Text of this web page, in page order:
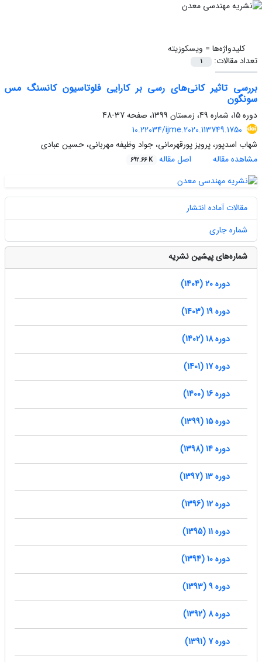
کلیدواژه‌ها = ویسکوزیته
تعداد مقالات:
1
بررسی تاثیر کانی‌های رسی بر کارایی فلوتاسیون کانسنگ مس
سونگون
دوره 15، شماره 49، زمستان 1399، صفحه
37-48
10.22034/ijme.2020.113749.1750
شهاب اسدپور، پرویز پورقهرمانی، جواد وظیفه مهربانی، حسین عبادی
مشاهده مقاله
اصل مقاله 692.66 K
مقالات آماده انتشار
شماره جاری
شماره‌های پیشین نشریه
دوره 20 (1404)
دوره 19 (1403)
دوره 18 (1402)
دوره 17 (1401)
دوره 16 (1400)
دوره 15 (1399)
دوره 14 (1398)
دوره 13 (1397)
دوره 12 (1396)
دوره 11 (1395)
دوره 10 (1394)
دوره 9 (1393)
دوره 8 (1392)
دوره 7 (1391)